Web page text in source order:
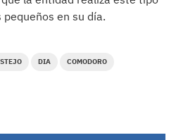
en su día.
DIA COMODORO